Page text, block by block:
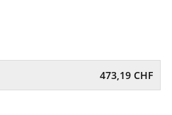
473,19 CHF